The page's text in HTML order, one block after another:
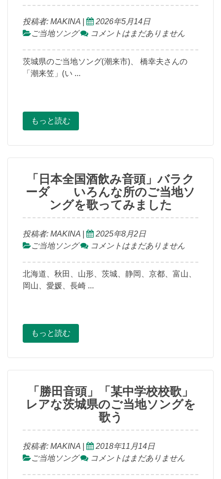
投稿者: MAKINA
2026年5月14日
ご当地ソング
コメントはまだありません
茨城県のご当地ソング(潮来市)、 橋幸夫さんの
「潮来笠」(い …
もっと読む
「日本全国酒飲み音頭」バラク
ーダ いろんな所のご当地ソ
ングを歌ってみました
投稿者: MAKINA
2025年8月2日
ご当地ソング
コメントはまだありません
北海道、秋田、山形、茨城、静岡、京都、富山、
岡山、愛媛、長崎 …
もっと読む
「勝田音頭」「某中学校校歌」
レアな茨城県のご当地ソングを
歌う
投稿者: MAKINA
2018年11月14日
ご当地ソング
コメントはまだありません